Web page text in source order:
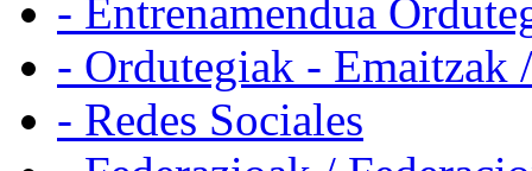
- Entrenamendua
- Ordutegiak - Emaitzak
- Redes Sociales